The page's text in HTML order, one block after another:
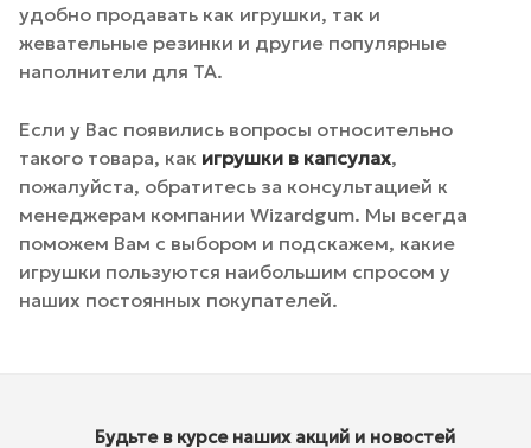
удобно продавать как игрушки, так и
жевательные резинки и другие популярные
наполнители для ТА.
Если у Вас появились вопросы относительно
такого товара, как игрушки в капсулах,
пожалуйста, обратитесь за консультацией к
менеджерам компании Wizardgum. Мы всегда
поможем Вам с выбором и подскажем, какие
игрушки пользуются наибольшим спросом у
наших постоянных покупателей.
Будьте в курсе наших акций и новостей